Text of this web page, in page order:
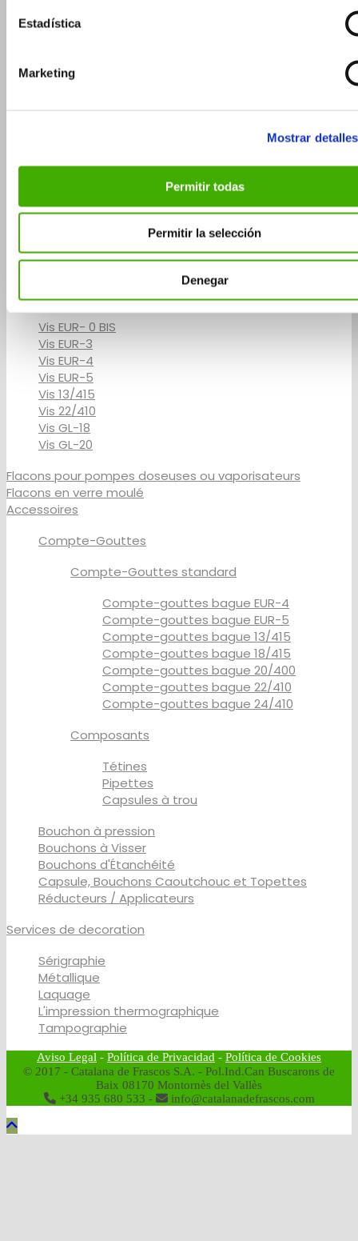
Estadística
Marketing
Mostrar detalles
Permitir todas
Permitir la selección
Denegar
5 ml
5 ml – 20×41 mm
10 ml – 20 x 65 mm
15 ml – 20 x 86 mm
20 ml
Flacons Capsule à Vis
Vis EUR- 0 BIS
Vis EUR-3
Vis EUR-4
Vis EUR-5
Vis 13/415
Vis 22/410
Vis GL-18
Vis GL-20
Flacons pour pompes doseuses ou vaporisateurs
Flacons en verre moulé
Accessoires
Compte-Gouttes
Compte-Gouttes standard
Compte-gouttes bague EUR-4
Compte-gouttes bague EUR-5
Compte-gouttes bague 13/415
Compte-gouttes bague 18/415
Compte-gouttes bague 20/400
Compte-gouttes bague 22/410
Compte-gouttes bague 24/410
Composants
Tétines
Pipettes
Capsules à trou
Bouchon à pression
Bouchons à Visser
Bouchons d'Étanchéité
Capsule, Bouchons Caoutchouc et Topettes
Réducteurs / Applicateurs
Services de decoration
Sérigraphie
Métallique
Laquage
L'impression thermographique
Tampographie
Aviso Legal - Política de Privacidad - Política de Cookies
© 2017 - Catalana de Frascos S.A. - Pol.Ind.Can Buscarons de
Baix 08170 Montornès del Vallès
+34 935 680 533 -
info@catalanadefrascos.com